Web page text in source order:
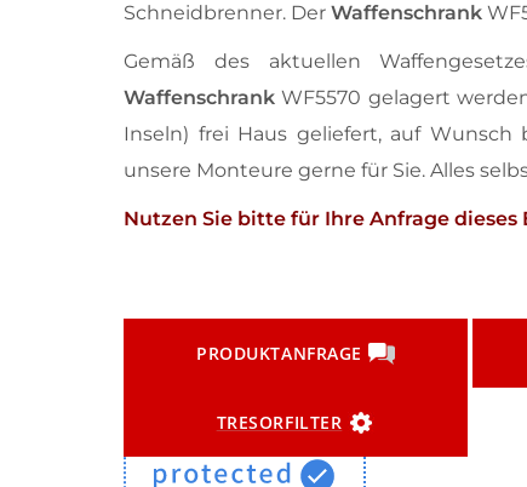
Schneidbrenner. Der Waffenschrank
Gemäß des aktuellen
Waffenschrank WF5570 gelagert
Inseln) frei Haus geliefert, auf
unsere Monteure gerne für Sie. Alles
Nutzen Sie bitte für Ihre Anfrage
PRODUKTANFRAGE
TRESORFILTER